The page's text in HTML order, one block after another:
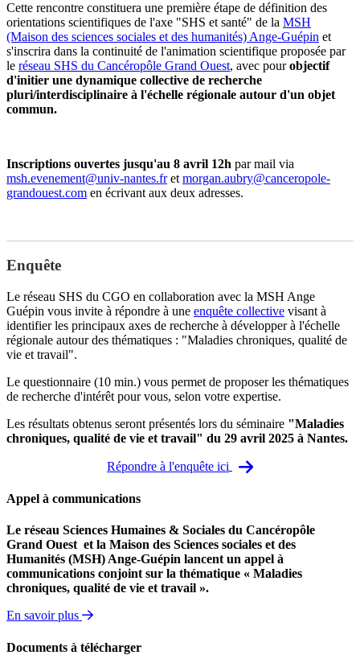
Cette rencontre constituera une première étape de définition des
orientations scientifiques de l'axe "SHS et santé" de la MSH
(Maison des sciences sociales et des humanités) Ange-Guépin et
s'inscrira dans la continuité de l'animation scientifique proposée par
le réseau SHS du Cancéropôle Grand Ouest, avec pourobjectif
d'initier une dynamique collective de recherche
pluri/interdisciplinaire à l'échelle régionale autour d'un objet
commun.
Inscriptions ouvertes jusqu'au 8 avril 12h par mail via
msh.evenement@univ-nantes.fret morgan.aubry@canceropole-
grandouest.com en écrivant aux deux adresses.
Enquête
Le réseau SHS du CGO en collaboration avec la MSH Ange
Guépin vous invite à répondre à une enquête collective visant à
identifier les principaux axes de recherche à développer à l'échelle
régionale autour des thématiques : "Maladies chroniques, qualité de
vie et travail".
Le questionnaire (10 min.) vous permet de proposer les thématiques
de recherche d'intérêt pour vous, selon votre expertise.
Les résultats obtenus seront présentés lors du séminaire "Maladies
chroniques, qualité de vie et travail" du 29 avril 2025 à Nantes.
Répondre à l'enquête ici
Appel à communications
Le réseau Sciences Humaines & Sociales du Cancéropôle
Grand Ouest et la Maison des Sciences sociales et des
Humanités (MSH) Ange-Guépin lancent un appel à
communications conjoint sur la thématique « Maladies
chroniques, qualité de vie et travail ».
En savoir plus
Documents à télécharger